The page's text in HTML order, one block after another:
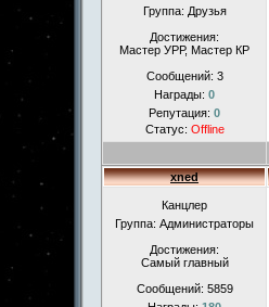
Группа: Друзья
Достижения:
Мастер УРР, Мастер КР
Сообщений: 3
Награды: 0
Репутация: 0
Статус: Offline
xned
Канцлер
Группа: Администраторы
Достижения:
Самый главный
Сообщений: 5859